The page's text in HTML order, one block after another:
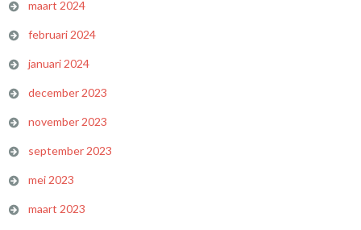
maart 2024
februari 2024
januari 2024
december 2023
november 2023
september 2023
mei 2023
maart 2023